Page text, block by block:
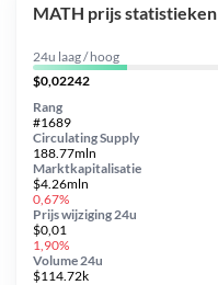
MATH prijs statistieken
24u laag / hoog
$0,02242
Circulating Supply
188.77mln
Prijs wijziging 24u
$0,01
1,90%
Marktkapitalisatie
$4.26mln
0,67%
Volume 24u
$114.72k
Rang
#1689